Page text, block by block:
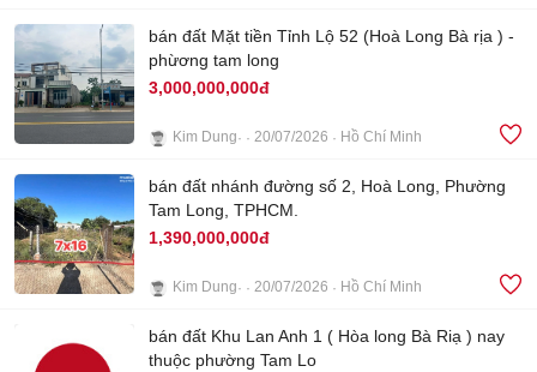
bán đất Mặt tiền Tỉnh Lộ 52 (Hoà Long Bà rịa ) -
phừơng tam long
3,000,000,000đ
Kim Dung 20/07/2026 Hồ Chí Minh
bán đất nhánh đường số 2, Hoà Long, Phường
Tam Long, TPHCM.
1,390,000,000đ
Kim Dung 20/07/2026 Hồ Chí Minh
bán đất Khu Lan Anh 1 ( Hòa long Bà Riạ ) nay
thuộc phường Tam Lo